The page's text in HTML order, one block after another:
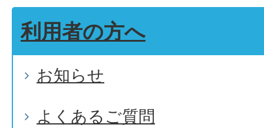
利用者の方へ
お知らせ
よくあるご質問